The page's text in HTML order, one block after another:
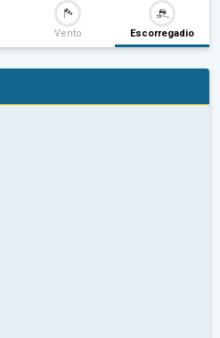
Vento Escorregadio